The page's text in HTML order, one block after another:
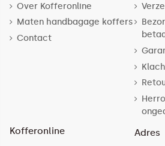
Over Kofferonline
Maten handbagage koffers
Contact
Kofferonline Adres